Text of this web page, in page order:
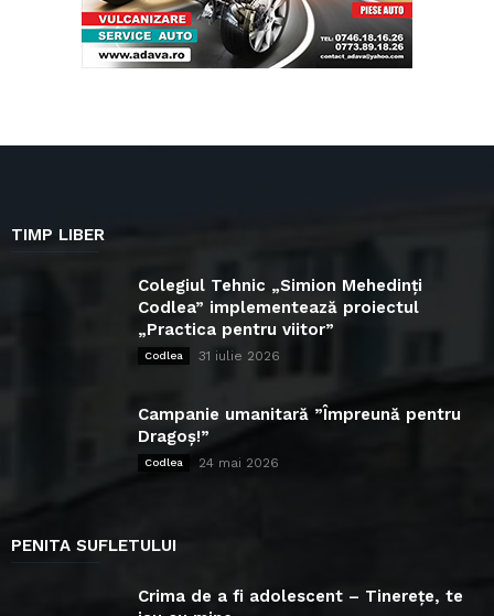
TIMP LIBER
Colegiul Tehnic „Simion Mehedinți
Codlea” implementează proiectul
„Practica pentru viitor”
Codlea 31 iulie 2026
Campanie umanitară ”Împreună pentru
Dragoș!”
Codlea 24 mai 2026
PENITA SUFLETULUI
Crima de a fi adolescent – Tinerețe, te